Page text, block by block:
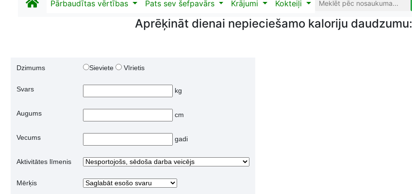
Pārbaudītas vērtības Pats sev šefpavārs Krājumi Kokteiļi
Aprēķināt dienai nepieciešamo kaloriju daudzumu:
Dzimums Sieviete Vīrietis
Svars kg
Augums cm
Vecums gadi
Aktivitātes līmenis
Mērķis